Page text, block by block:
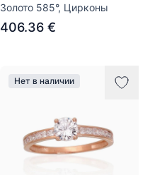
Золото 585°, Цирконы
406.36 €
Нет в наличии